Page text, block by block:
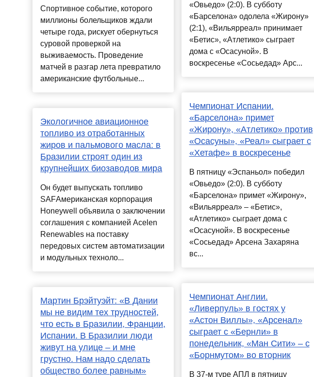
Спортивное событие, которого
миллионы болельщиков ждали
четыре года, рискует обернуться
суровой проверкой на
выживаемость. Проведение
матчей в разгар лета превратило
американские футбольные...
Экологичное авиационное
топливо из отработанных
жиров и пальмового масла: в
Бразилии строят один из
крупнейших биозаводов мира
Он будет выпускать топливо
SAFАмериканская корпорация
Honeywell объявила о заключении
соглашения с компанией Acelen
Renewables на поставку
передовых систем автоматизации
и модульных техноло...
Мартин Брэйтуэйт: «В Дании
мы не видим тех трудностей,
что есть в Бразилии, Франции,
Испании. В Бразилии люди
живут на улице – и мне
грустно. Нам надо сделать
общество более равным»
«Овьедо» (2:0). В субботу
«Барселона» одолела «Жирону»
(2:1), «Вильярреал» принимает
«Бетис», «Атлетико» сыграет
дома с «Осасуной». В
воскресенье «Сосьедад» Арс...
Чемпионат Испании.
«Барселона» примет
«Жирону», «Атлетико» против
«Осасуны», «Реал» сыграет с
«Хетафе» в воскресенье
В пятницу «Эспаньол» победил
«Овьедо» (2:0). В субботу
«Барселона» примет «Жирону»,
«Вильярреал» – «Бетис»,
«Атлетико» сыграет дома с
«Осасуной». В воскресенье
«Сосьедад» Арсена Захаряна
вс...
Чемпионат Англии.
«Ливерпуль» в гостях у
«Астон Виллы», «Арсенал»
сыграет с «Бернли» в
понедельник, «Ман Сити» – с
«Борнмутом» во вторник
В 37-м туре АПЛ в пятницу